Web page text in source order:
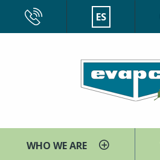
contenido
ES
WHO WE ARE